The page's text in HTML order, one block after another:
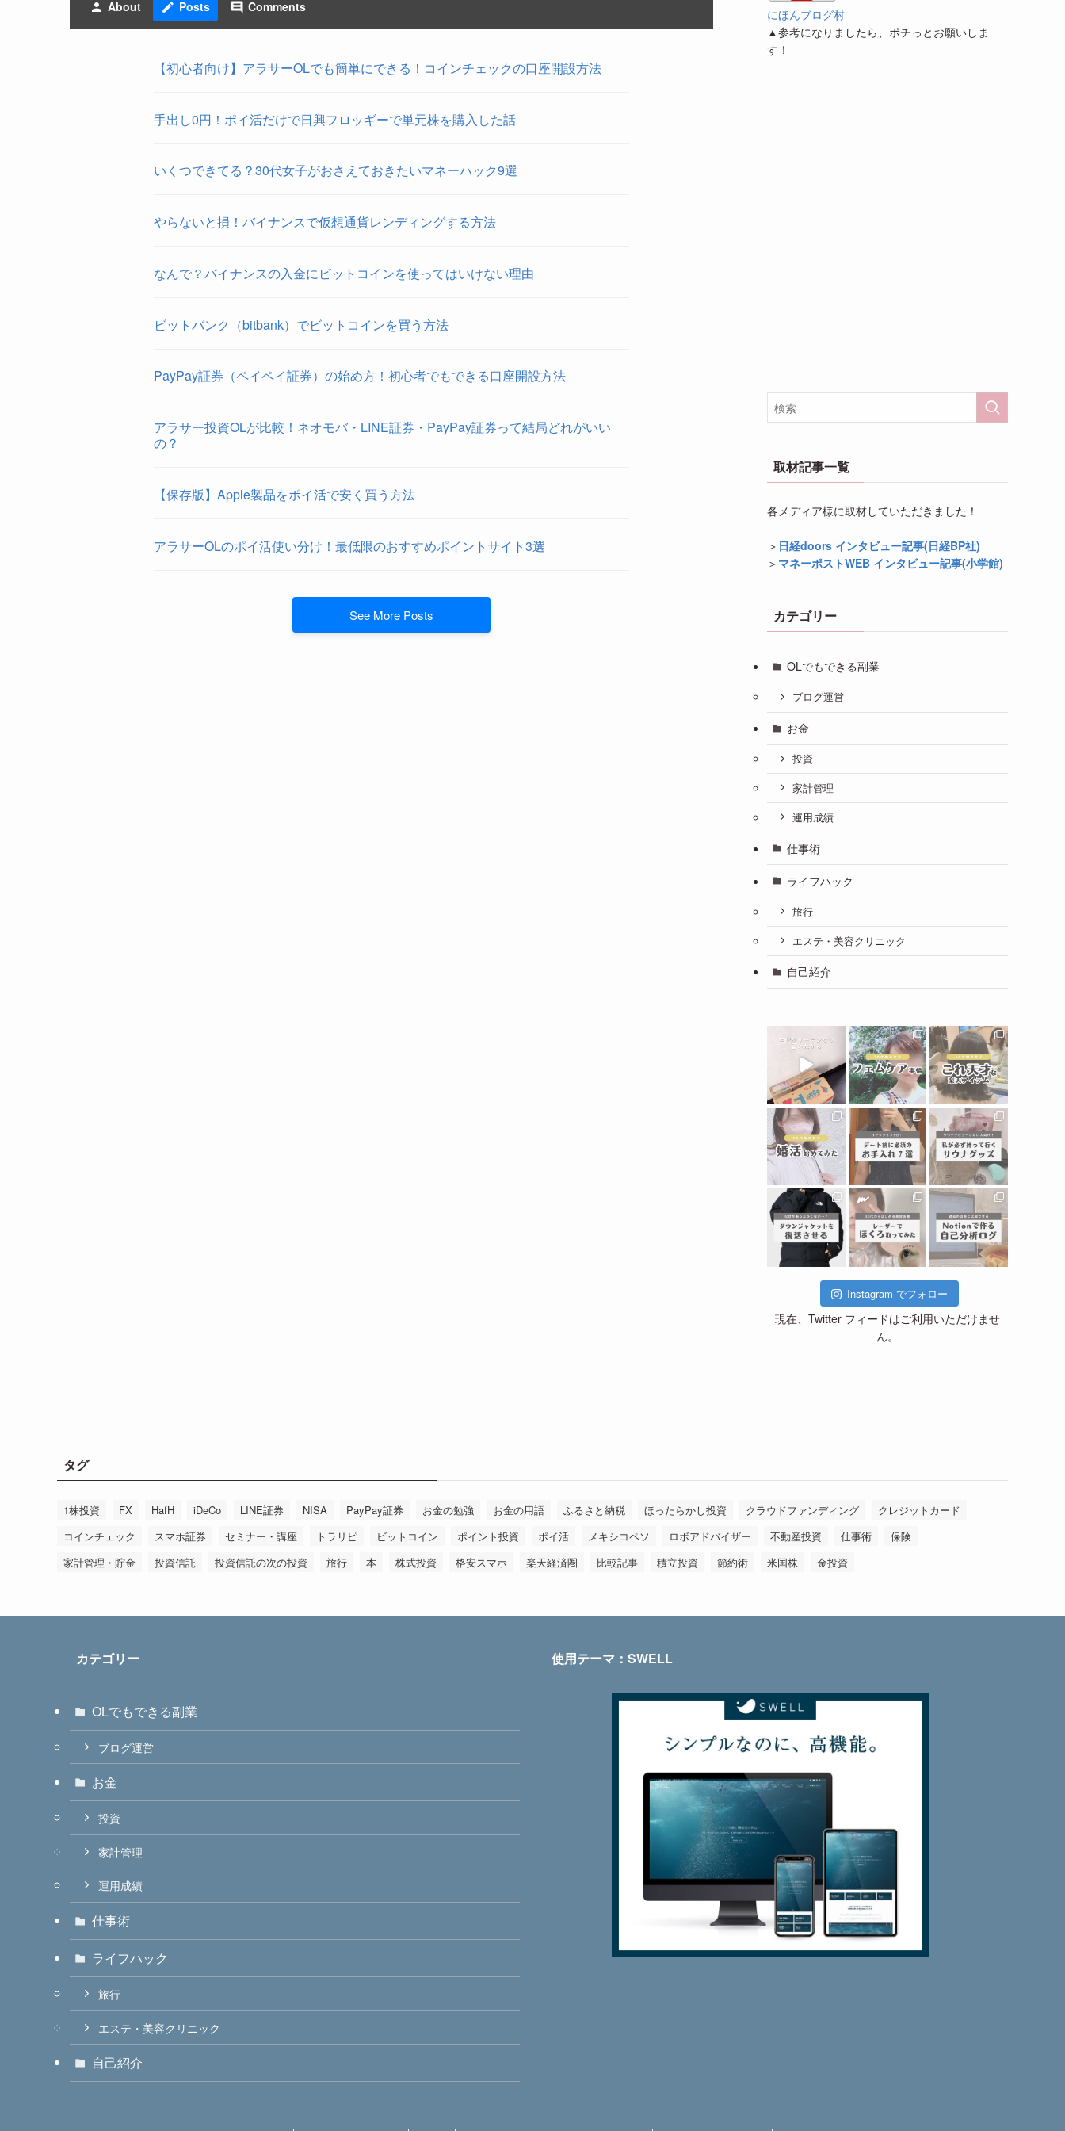
person About create Posts comment Comments
【初心者向け】アラサーOLでも簡単にできる！コインチェックの口座開設方法
手出し0円！ポイ活だけで日興フロッギーで単元株を購入した話
いくつできてる？30代女子がおさえておきたいマネーハック9選
やらないと損！バイナンスで仮想通貨レンディングする方法
なんで？バイナンスの入金にビットコインを使ってはいけない理由
ビットバンク（bitbank）でビットコインを買う方法
PayPay証券（ペイペイ証券）の始め方！初心者でもできる口座開設方法
アラサー投資OLが比較！ネオモバ・LINE証券・PayPay証券って結局どれがいい
の？
【保存版】Apple製品をポイ活で安く買う方法
アラサーOLのポイ活使い分け！最低限のおすすめポイントサイト3選
See More Posts
にほんブログ村
▲参考になりましたら、ポチっとお願いしま
す！
取材記事一覧
各メディア様に取材していただきました！
＞ 日経doors インタビュー記事(日経BP社)
＞ マネーポストWEB インタビュー記事(小学館)
カテゴリー
OLでもできる副業
ブログ運営
お金
投資
家計管理
運用成績
仕事術
ライフハック
旅行
エステ・美容クリニック
自己紹介
Instagram でフォロー
現在、Twitter フィードはご利用いただけませ
ん。
タグ
1株投資 FX HafH iDeCo LINE証券 NISA PayPay証券 お金の勉強 お金の用語 ふるさと納税 ほったらかし投資 クラウドファンディング
クレジットカード
コインチェック
スマホ証券 セミナー・講座 トラリピ ビットコイン ポイント投資 ポイ活 メキシコペソ ロボアドバイザー 不動産投資 仕事術
保険
家計管理・貯金
投資信託 投資信託の次の投資 旅行 本 株式投資 格安スマホ 楽天経済圏 比較記事 積立投資 節約術 米国株 金投資
カテゴリー
OLでもできる副業
ブログ運営
お金
投資
家計管理
運用成績
仕事術
ライフハック
旅行
エステ・美容クリニック
自己紹介
使用テーマ：SWELL